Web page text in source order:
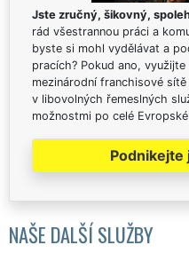
Jste zručný, šikovný,
rád všestrannou práci a
byste si mohl vydělávat a
pracích? Pokud ano,
mezinárodní franchisové sítě
v libovolných řemeslných
možnostmi po celé
Podnikejte
NAŠE DALŠÍ SLUŽBY